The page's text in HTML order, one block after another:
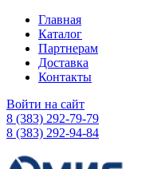
Главная
Каталог
Партнерам
Доставка
Контакты
Войти на сайт
8 (383) 292-79-79
8 (383) 292-94-84